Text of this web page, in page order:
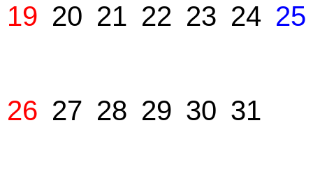
19 20 21 22 23 24 25
26 27 28 29 30 31